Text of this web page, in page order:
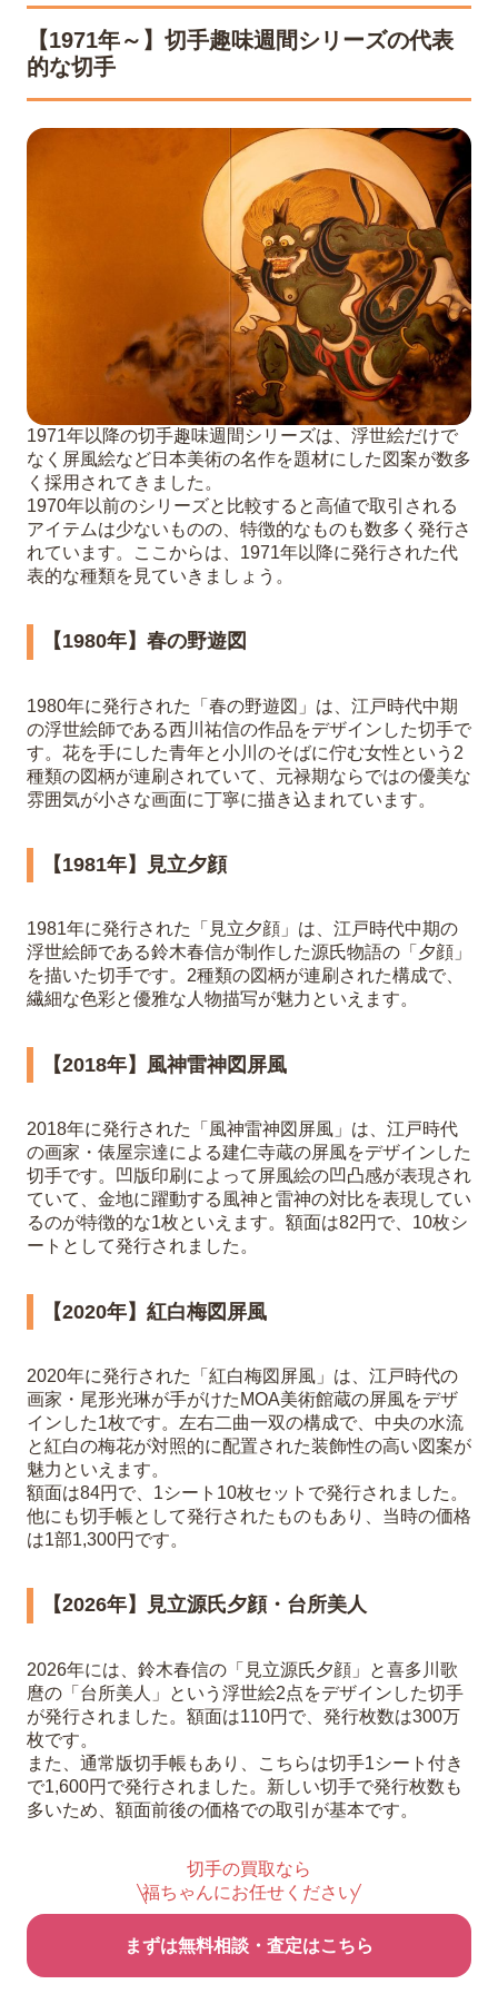
【1971年～】切手趣味週間シリーズの代表
的な切手
1971年以降の切手趣味週間シリーズは、浮世絵だけで
なく屏風絵など日本美術の名作を題材にした図案が数多
く採用されてきました。
1970年以前のシリーズと比較すると高値で取引される
アイテムは少ないものの、特徴的なものも数多く発行さ
れています。ここからは、1971年以降に発行された代
表的な種類を見ていきましょう。
【1980年】春の野遊図
1980年に発行された「春の野遊図」は、江戸時代中期
の浮世絵師である西川祐信の作品をデザインした切手で
す。花を手にした青年と小川のそばに佇む女性という2
種類の図柄が連刷されていて、元禄期ならではの優美な
雰囲気が小さな画面に丁寧に描き込まれています。
【1981年】見立夕顔
1981年に発行された「見立夕顔」は、江戸時代中期の
浮世絵師である鈴木春信が制作した源氏物語の「夕顔」
を描いた切手です。2種類の図柄が連刷された構成で、
繊細な色彩と優雅な人物描写が魅力といえます。
【2018年】風神雷神図屏風
2018年に発行された「風神雷神図屏風」は、江戸時代
の画家・俵屋宗達による建仁寺蔵の屏風をデザインした
切手です。凹版印刷によって屏風絵の凹凸感が表現され
ていて、金地に躍動する風神と雷神の対比を表現してい
るのが特徴的な1枚といえます。額面は82円で、10枚シ
ートとして発行されました。
【2020年】紅白梅図屏風
2020年に発行された「紅白梅図屏風」は、江戸時代の
画家・尾形光琳が手がけたMOA美術館蔵の屏風をデザ
インした1枚です。左右二曲一双の構成で、中央の水流
と紅白の梅花が対照的に配置された装飾性の高い図案が
魅力といえます。
額面は84円で、1シート10枚セットで発行されました。
他にも切手帳として発行されたものもあり、当時の価格
は1部1,300円です。
【2026年】見立源氏夕顔・台所美人
2026年には、鈴木春信の「見立源氏夕顔」と喜多川歌
麿の「台所美人」という浮世絵2点をデザインした切手
が発行されました。額面は110円で、発行枚数は300万
枚です。
また、通常版切手帳もあり、こちらは切手1シート付き
で1,600円で発行されました。新しい切手で発行枚数も
多いため、額面前後の価格での取引が基本です。
切手の買取なら
福ちゃんにお任せください
まずは無料相談・査定はこちら